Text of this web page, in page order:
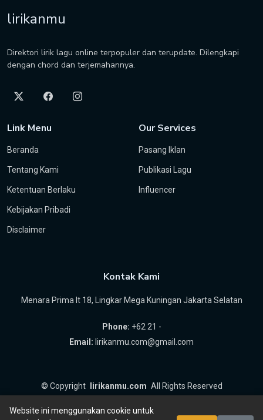
lirikanmu
Direktori lirik lagu online terpopuler dan terupdate. Dilengkapi
dengan chord dan terjemahannya.
Link Menu
Beranda
Tentang Kami
Ketentuan Berlaku
Kebijakan Pribadi
Disclaimer
Our Services
Pasang Iklan
Publikasi Lagu
Influencer
Kontak Kami
Menara Prima lt 18, Lingkar Mega Kuningan Jakarta Selatan
Phone: +62 21 -
Email: lirikanmu.com@gmail.com
© Copyright lirikanmu.com All Rights Reserved
Website ini menggunakan cookie untuk